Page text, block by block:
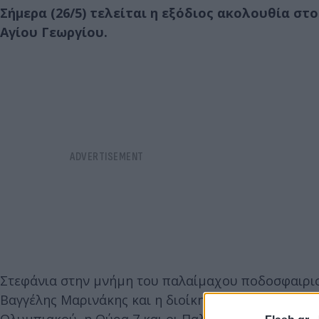
Σήμερα (26/5) τελείται η εξόδιος ακολουθία
Αγίου Γεωργίου.
Στεφάνια στην μνήμη του παλαίμαχου
Βαγγέλης Μαρινάκης και η διοίκηση των